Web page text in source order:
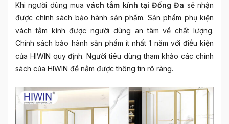
Khi người dùng mua vách tắm kính tại Đống Đa sẽ nhận
được chính sách bảo hành sản phẩm. Sản phẩm phụ kiện
vách tắm kính được người dùng an tâm về chất lượng.
Chính sách bảo hành sản phẩm ít nhất 1 năm với điều kiện
của HIWIN quy định. Người tiêu dùng tham khảo các chính
sách của HIWIN để nắm được thông tin rõ ràng.